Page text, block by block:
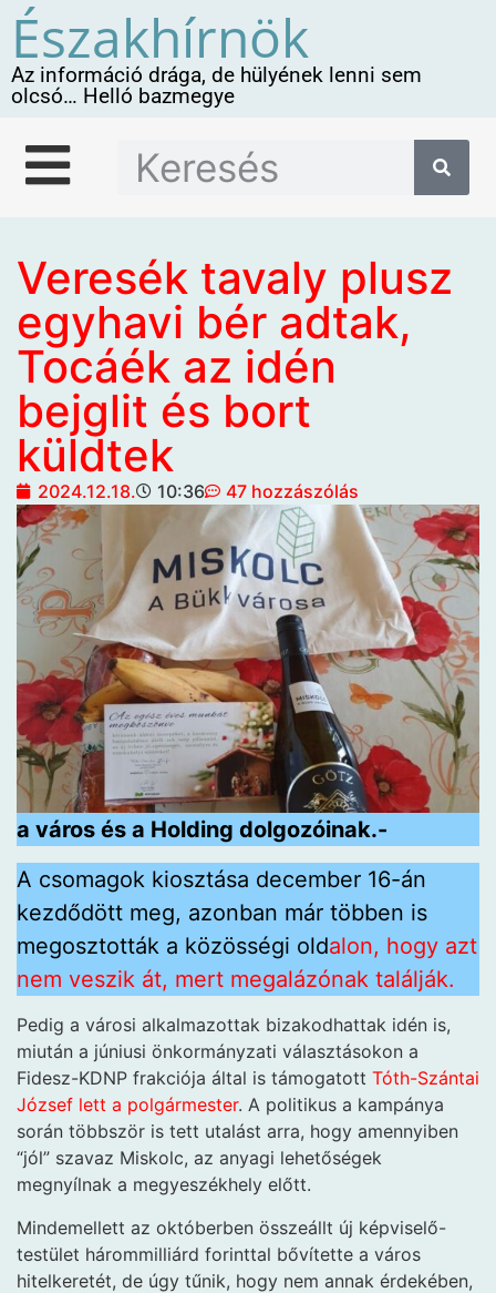
Északhírnök
Az információ drága, de hülyének lenni sem
olcsó… Helló bazmegye
Veresék tavaly plusz
egyhavi bér adtak,
Tocáék az idén
bejglit és bort
küldtek
2024.12.18. 10:36 47 hozzászólás
a város és a Holding dolgozóinak.-
A csomagok kiosztása december 16-án
kezdődött meg, azonban már többen is
megosztották a közösségi oldalon, hogy azt
nem veszik át, mert megalázónak találják.
Pedig a városi alkalmazottak bizakodhattak idén is,
miután a júniusi önkormányzati választásokon a
Fidesz-KDNP frakciója által is támogatott Tóth-Szántai
József lett a polgármester. A politikus a kampánya
során többször is tett utalást arra, hogy amennyiben
“jól” szavaz Miskolc, az anyagi lehetőségek
megnyílnak a megyeszékhely előtt.
Mindemellett az októberben összeállt új képviselő-
testület hárommilliárd forinttal bővítette a város
hitelkeretét, de úgy tűnik, hogy nem annak érdekében,